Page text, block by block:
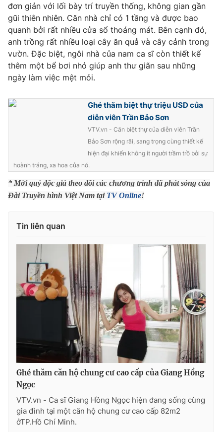
Hậu trường
Nhân vật
Khán giả
Giải sao mai
Điện ảnh
Âm nhạc
Sao
Đời sống
Du lịch
Làm đẹp
Giáo dục
Tuyển sinh
Học trực tuyến
Công nghệ
Hitech Công nghệ tương lai
Tư vấn
Chuyên mục khác
Emagazine Podcast
Photo
VTV Money VTV Thể thao
Bất động sản
Thị trường 24h Tấm lòng Việt
VTV4 Vươn mình bằng AI
VTV9 VTV8
Liên hệ tòa soạn
đơn giản với lối bày trí truyền thống, không gian gần
gũi thiên nhiên. Căn nhà chỉ có 1 tầng và được bao
quanh bởi rất nhiều cửa sổ thoáng mát. Bên cạnh đó,
anh trồng rất nhiều loại cây ăn quả và cây cảnh trong
vườn. Đặc biệt, ngôi nhà của nam ca sĩ còn thiết kế
thêm một bể bơi nhỏ giúp anh thư giãn sau những
ngày làm việc mệt mỏi.
Ghé thăm biệt thự triệu USD của
diễn viên Trần Bảo Sơn
VTV.vn - Căn biệt thự của diễn viên Trần
Bảo Sơn rộng rãi, sang trọng cùng thiết kế
hiện đại khiến không ít người trầm trồ bởi sự
hoành tráng, xa hoa của nó.
* Mời quý độc giả theo dõi các chương trình đã phát sóng của
Đài Truyền hình Việt Nam tại TV Online!
Tin liên quan
Ghé thăm căn hộ chung cư cao cấp của Giang Hồng
Ngọc
VTV.vn - Ca sĩ Giang Hồng Ngọc hiện đang sống cùng
gia đình tại một căn hộ chung cư cao cấp 82m2
ởTP.Hồ Chí Minh.